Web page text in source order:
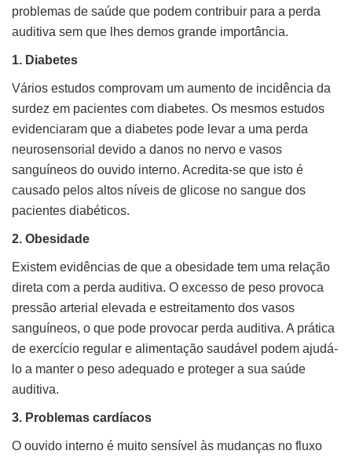
problemas de saúde que podem contribuir para a perda
auditiva sem que lhes demos grande importância.
1. Diabetes
Vários estudos comprovam um aumento de incidência da
surdez em pacientes com diabetes. Os mesmos estudos
evidenciaram que a diabetes pode levar a uma perda
neurosensorial devido a danos no nervo e vasos
sanguíneos do ouvido interno. Acredita-se que isto é
causado pelos altos níveis de glicose no sangue dos
pacientes diabéticos.
2. Obesidade
Existem evidências de que a obesidade tem uma relação
direta com a perda auditiva. O excesso de peso provoca
pressão arterial elevada e estreitamento dos vasos
sanguíneos, o que pode provocar perda auditiva. A prática
de exercício regular e alimentação saudável podem ajudá-
lo a manter o peso adequado e proteger a sua saúde
auditiva.
3. Problemas cardíacos
O ouvido interno é muito sensível às mudanças no fluxo